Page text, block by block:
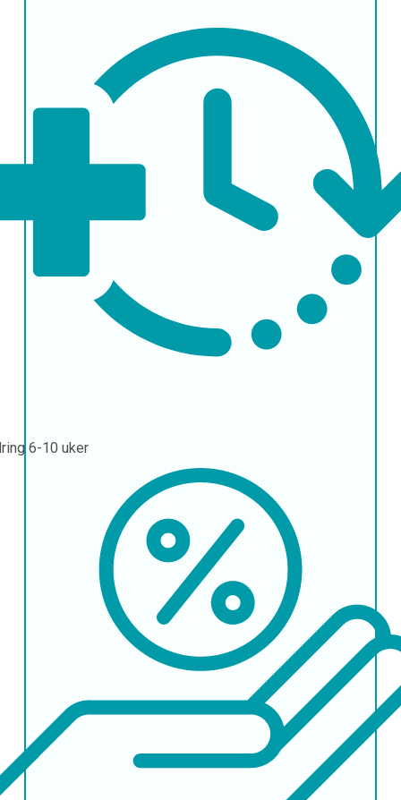
6-10 uker